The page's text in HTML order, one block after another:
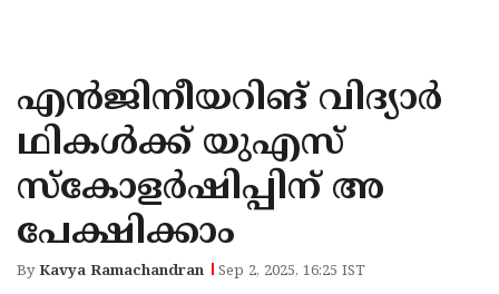
KANNUR
KASARAGOD
എൻജിനീയറിങ് വിദ്യാർ
ഥികൾക്ക് യുഎസ്
സ്‌കോളർഷിപ്പിന് അ
പേക്ഷിക്കാം
ByKavya Ramachandran Sep 2, 2025, 16:25 IST